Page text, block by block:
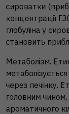
сироватки
концентрації
глобуліна у
становить
Метаболізм.
через печінку.
головним
ароматичного